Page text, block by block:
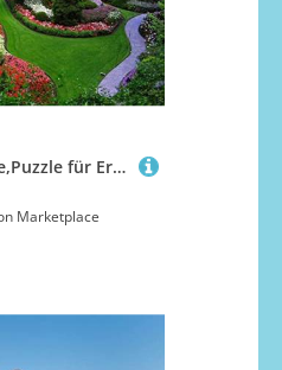
1000 Teile Puzzle,Puzzle für Erwachsene,Farbenfrohes Legespiel - Garten Fußwege Blumen 75x50cm
Marketplace